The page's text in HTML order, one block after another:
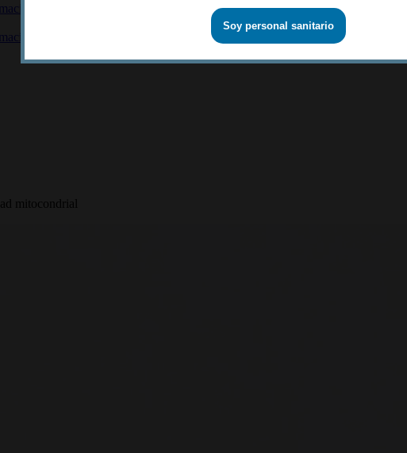
lectores
autores
mitocondrial
Soy personal sanitario